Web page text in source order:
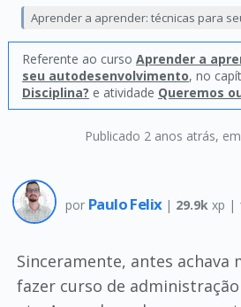
Publicado 2 anos atrás,
Aprender a aprender: técnicas para
Referente ao curso Aprender a
seu autodesenvolvimento, no
Disciplina? e atividade Queremos
por Paulo Felix | 29.9k xp |
Sinceramente, antes achava
fazer curso de